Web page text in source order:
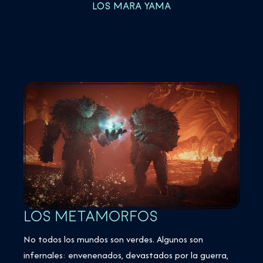
LOS MARA YAMA
LOS METAMORFOS
No todos los mundos son verdes. Algunos son
infernales: envenenados, devastados por la guerra,